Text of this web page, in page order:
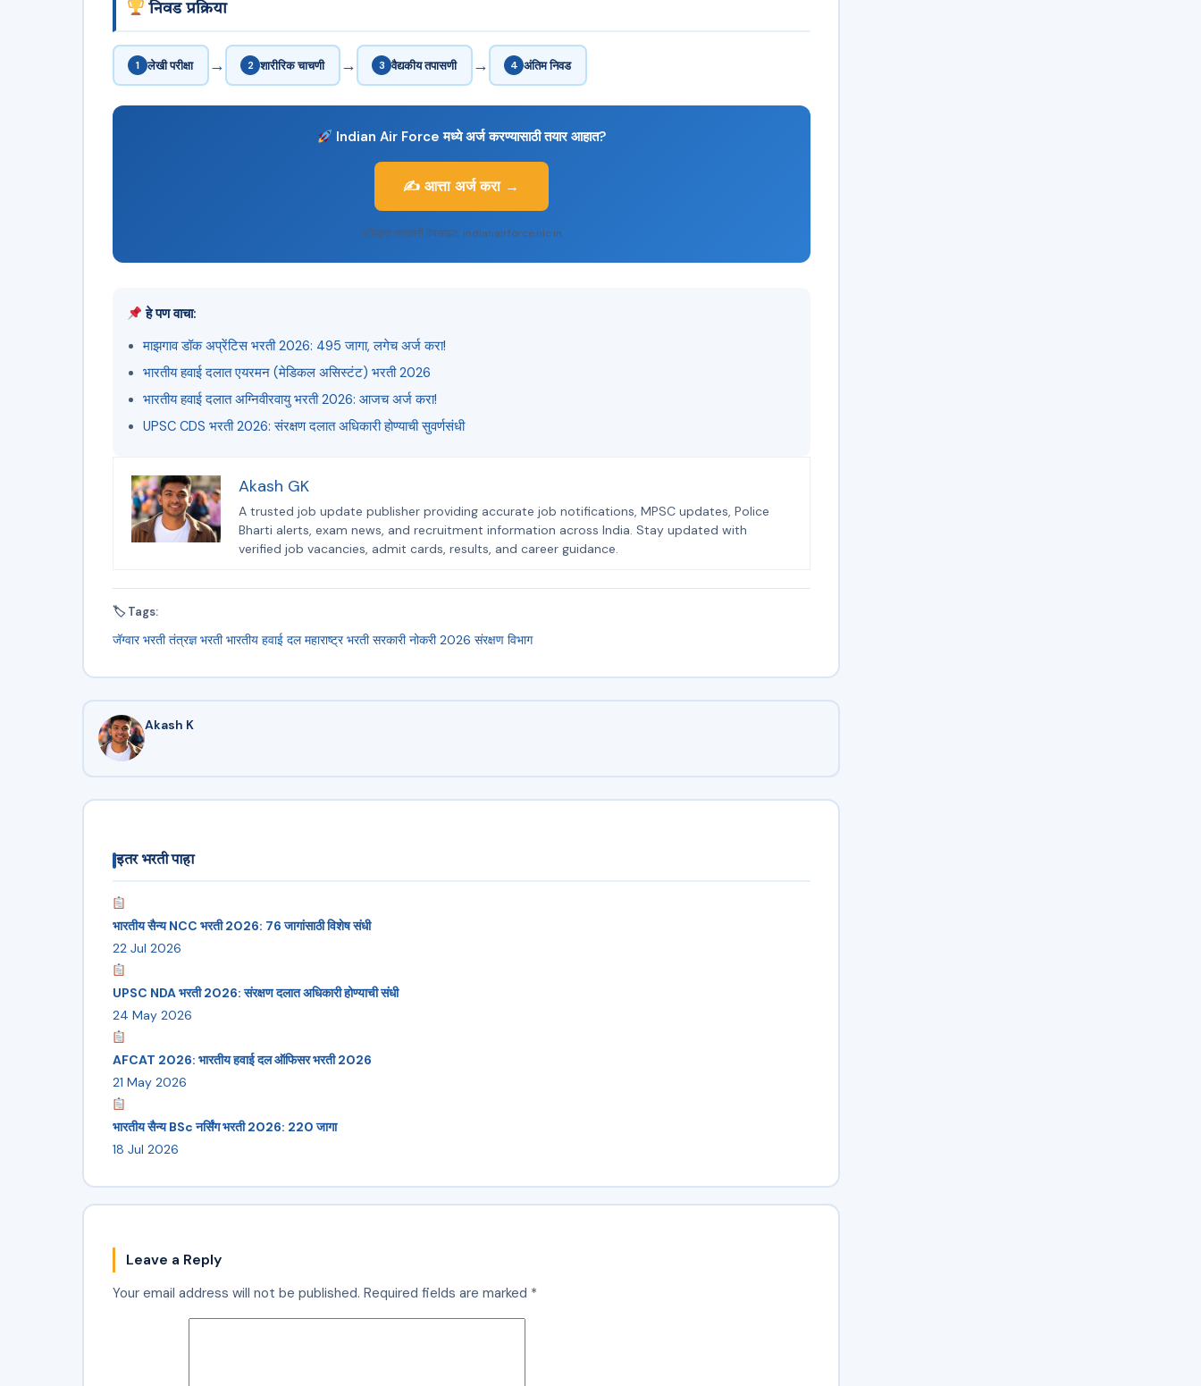
निवड प्रक्रिया
1 लेखी परीक्षा → 2 शारीरिक चाचणी → 3 वैद्यकीय तपासणी → 4 अंतिम निवड
Indian Air Force मध्ये अर्ज करण्यासाठी तयार आहात?
✍️ आत्ता अर्ज करा →
अधिकृत सरकारी वेबसाइट: indianairforce.nic.in
हे पण वाचा:
माझगाव डॉक अप्रेंटिस भरती 2026: 495 जागा, लगेच अर्ज करा!
भारतीय हवाई दलात एयरमन (मेडिकल असिस्टंट) भरती 2026
भारतीय हवाई दलात अग्निवीरवायु भरती 2026: आजच अर्ज करा!
UPSC CDS भरती 2026: संरक्षण दलात अधिकारी होण्याची सुवर्णसंधी
Akash GK
A trusted job update publisher providing accurate job notifications, MPSC updates, Police
Bharti alerts, exam news, and recruitment information across India. Stay updated with
verified job vacancies, admit cards, results, and career guidance.
🏷 Tags:
जॅग्वार भरती तंत्रज्ञ भरती भारतीय हवाई दल महाराष्ट्र भरती सरकारी नोकरी 2026 संरक्षण विभाग
Akash K
इतर भरती पाहा
भारतीय सैन्य NCC भरती 2026: 76 जागांसाठी विशेष संधी
22 Jul 2026
UPSC NDA भरती 2026: संरक्षण दलात अधिकारी होण्याची संधी
24 May 2026
AFCAT 2026: भारतीय हवाई दल ऑफिसर भरती 2026
21 May 2026
भारतीय सैन्य BSc नर्सिंग भरती 2026: 220 जागा
18 Jul 2026
Leave a Reply
Your email address will not be published. Required fields are marked *